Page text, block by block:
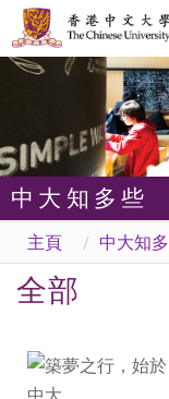
中大知多些
主頁 中大知
全部